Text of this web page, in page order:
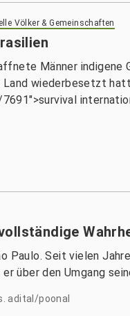
Völker & Gemeinschaften
Männer indigene
wiederbesetzt
Paulo. Seit vielen
über den Umgang
adital/poonal